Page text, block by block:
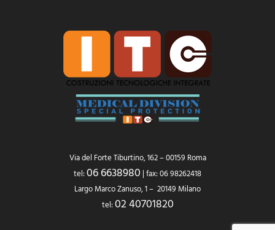
Via del Forte Tiburtino, 162 – 00159 Roma
tel:06 6638980 | fax: 06 98262418
Largo Marco Zanuso, 1 – 20149 Milano
tel:02 40701820